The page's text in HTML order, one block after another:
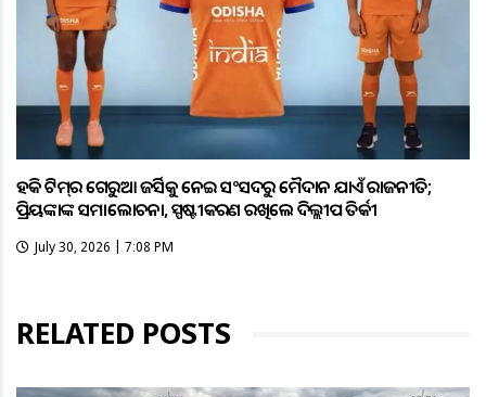
ହକି ଟିମ୍‌ର ଗେରୁଆ ଜର୍ସିକୁ ନେଇ ସଂସଦରୁ ମୈଦାନ ଯାଏଁ ରାଜନୀତି;
ପ୍ରିୟଙ୍କାଙ୍କ ସମାଲୋଚନା, ସ୍ପଷ୍ଟୀକରଣ ରଖିଲେ ଦିଲ୍ଲୀପ ତିର୍କୀ
July 30, 2026 | 7:08 PM
RELATED POSTS